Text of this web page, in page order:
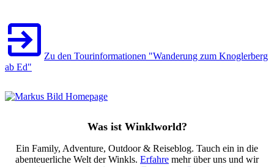
Zu den Tourinformationen "Wanderung zum Knoglerberg
ab Ed"
Was ist Winklworld?
Ein Family, Adventure, Outdoor & Reiseblog. Tauch ein in die
abenteuerliche Welt der Winkls. Erfahre mehr über uns und wir